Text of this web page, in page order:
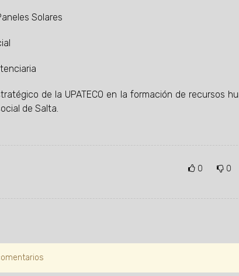
Solares
de la UPATECO en la formación de recursos
de Salta.
0 0